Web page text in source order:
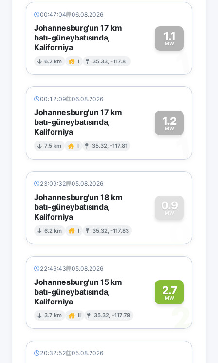
00:47:04 06.08.2026
Johannesburg'un 17 km
batı-güneybatısında,
Kaliforniya
6.2 km I 35.33, -117.81
1.1
MW
1
00:12:09 06.08.2026
Johannesburg'un 17 km
batı-güneybatısında,
Kaliforniya
7.5 km I 35.32, -117.81
1.2
MW
1
23:09:32 05.08.2026
Johannesburg'un 18 km
batı-güneybatısında,
Kaliforniya
6.2 km I 35.32, -117.83
0.9
MW
0
22:46:43 05.08.2026
Johannesburg'un 15 km
batı-güneybatısında,
Kaliforniya
3.7 km II 35.32, -117.79
2.7
MW
2
20:32:52 05.08.2026